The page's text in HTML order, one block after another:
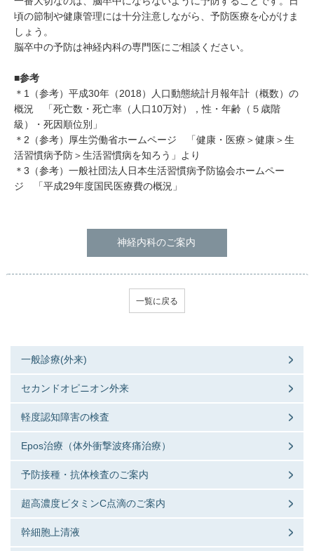
頃の節制や健康管理には十分注意しながら、予防医療を心がけま
しょう。
脳卒中の予防は神経内科の専門医にご相談ください。
■参考
＊1（参考）平成30年（2018）人口動態統計月報年計（概数）の
概況
「死亡数・死亡率（人口10万対），性・年齢（５歳階
級）・死因順位別」
＊2（参考）厚生労働省ホームページ
「健康・医療＞健康＞生
活習慣病予防＞生活習慣病を知ろう」
より
＊3（参考）一般社団法人日本生活習慣病予防協会ホームペー
ジ
「平成29年度国民医療費の概況」
神経内科のご案内
一覧に戻る
一般診療(外来)
セカンドオピニオン外来
軽度認知障害の検査
Epos治療（体外衝撃波疼痛治療）
予防接種・抗体検査のご案内
超高濃度ビタミンC点滴のご案内
幹細胞上清液